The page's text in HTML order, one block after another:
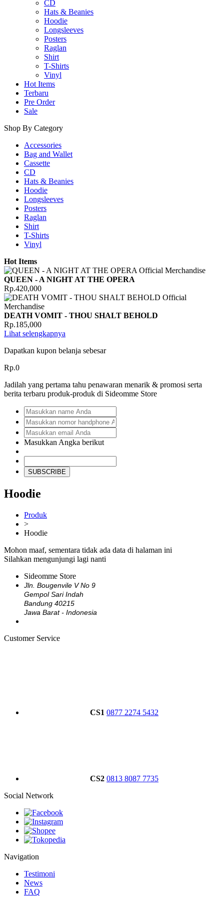
CD
Hats & Beanies
Hoodie
Longsleeves
Posters
Raglan
Shirt
T-Shirts
Vinyl
Hot Items
Terbaru
Pre Order
Sale
Shop By Category
Accessories
Bag and Wallet
Cassette
CD
Hats & Beanies
Hoodie
Longsleeves
Posters
Raglan
Shirt
T-Shirts
Vinyl
Hot Items
QUEEN - A NIGHT AT THE OPERA
Rp.420,000
DEATH VOMIT - THOU SHALT BEHOLD
Rp.185,000
Lihat selengkapnya
Dapatkan kupon belanja sebesar
Rp.0
Jadilah yang pertama tahu penawaran menarik & promosi serta
berita terbaru produk-produk di Sideomme Store
Masukkan Angka berikut
SUBSCRIBE
Hoodie
Produk
>
Hoodie
Mohon maaf, sementara tidak ada data di halaman ini
Silahkan mengunjungi lagi nanti
Sideomme Store
Jln. Bougenvile V No 9
Gempol Sari Indah
Bandung 40215
Jawa Barat - Indonesia
Customer Service
CS1 0877 2274 5432
CS2 0813 8087 7735
Social Network
Navigation
Testimoni
News
FAQ